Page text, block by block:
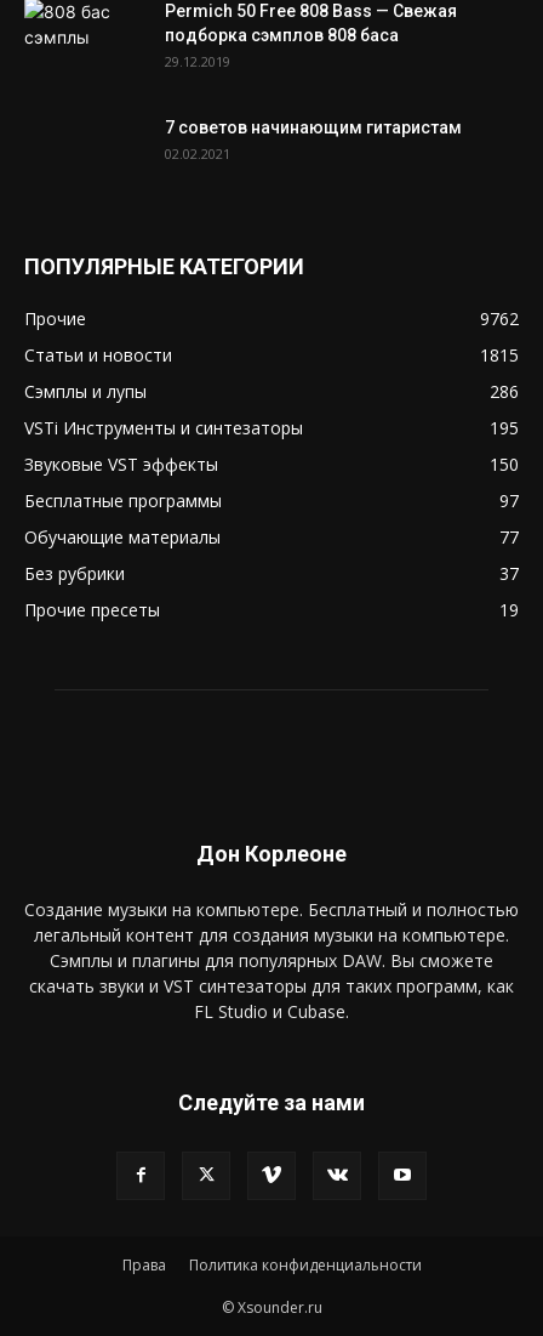
Permich 50 Free 808 Bass — Свежая
подборка сэмплов 808 баса
29.12.2019
7 советов начинающим гитаристам
02.02.2021
ПОПУЛЯРНЫЕ КАТЕГОРИИ
Прочие
9762
Статьи и новости
1815
Сэмплы и лупы
286
VSTi Инструменты и синтезаторы
195
Звуковые VST эффекты
150
Бесплатные программы
97
Обучающие материалы
77
Без рубрики
37
Прочие пресеты
19
Дон Корлеоне
Создание музыки на компьютере. Бесплатный и полностью
легальный контент для создания музыки на компьютере.
Сэмплы и плагины для популярных DAW. Вы сможете
скачать звуки и VST синтезаторы для таких программ, как
FL Studio и Cubase.
Следуйте за нами
Права Политика конфиденциальности
© Xsounder.ru